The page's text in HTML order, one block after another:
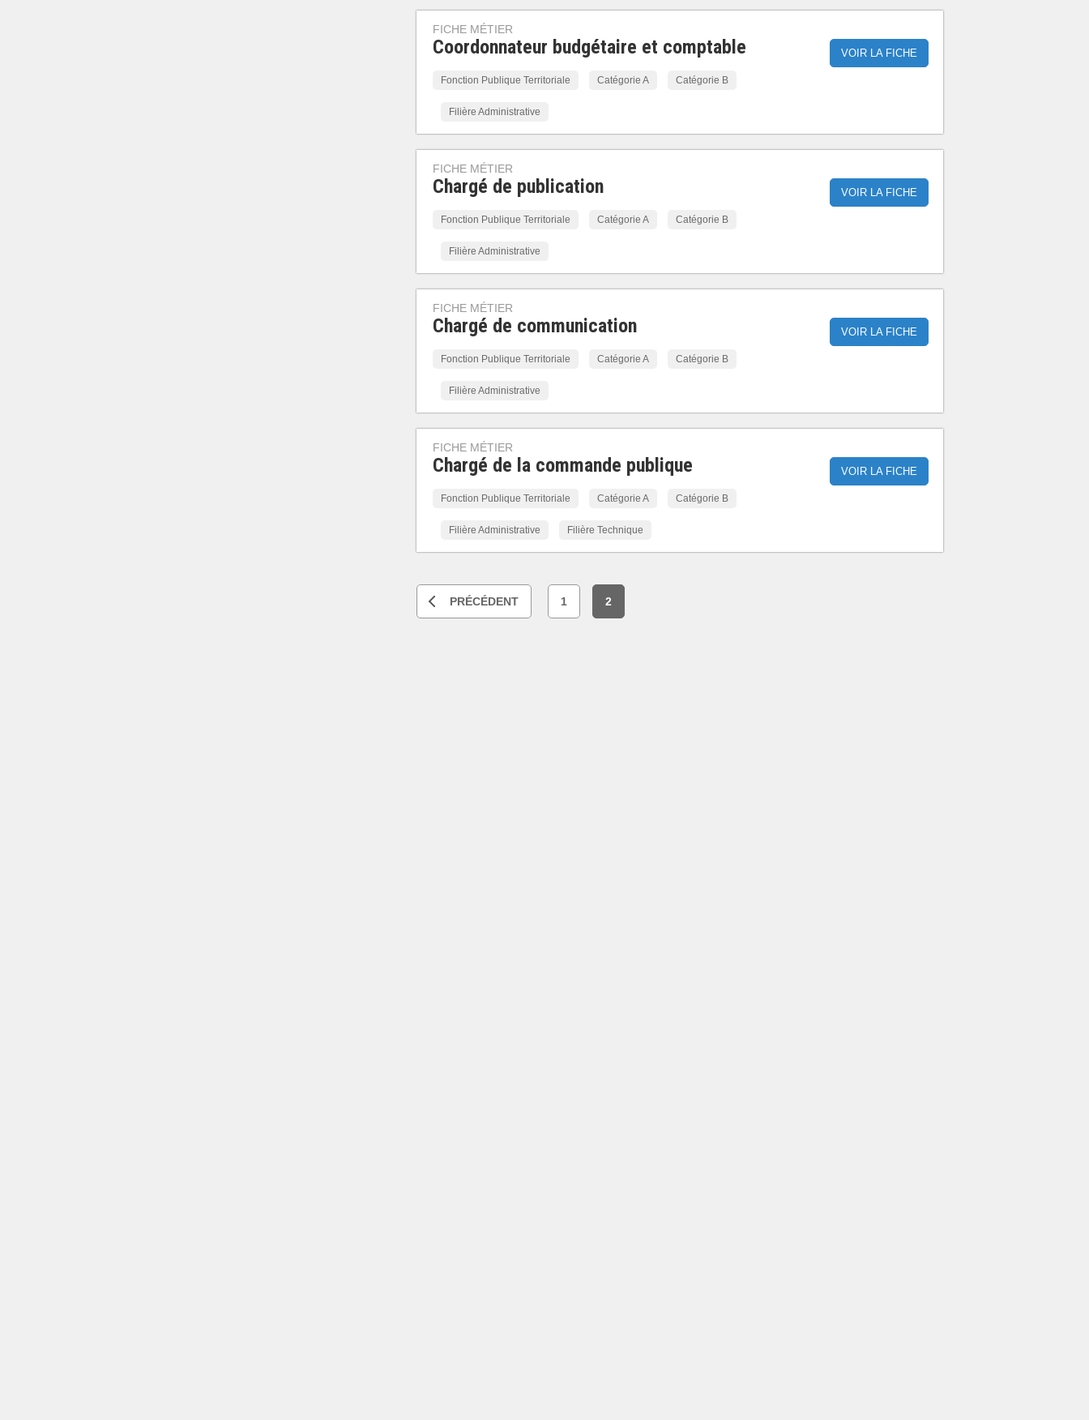
FICHE MÉTIER
Coordonnateur budgétaire et comptable
Fonction Publique Territoriale Catégorie A Catégorie B
Filière Administrative
VOIR LA FICHE
FICHE MÉTIER
Chargé de publication
Fonction Publique Territoriale Catégorie A Catégorie B
Filière Administrative
VOIR LA FICHE
FICHE MÉTIER
Chargé de communication
Fonction Publique Territoriale Catégorie A Catégorie B
Filière Administrative
VOIR LA FICHE
FICHE MÉTIER
Chargé de la commande publique
Fonction Publique Territoriale Catégorie A Catégorie B
Filière Administrative Filière Technique
VOIR LA FICHE
PRÉCÉDENT 1 2